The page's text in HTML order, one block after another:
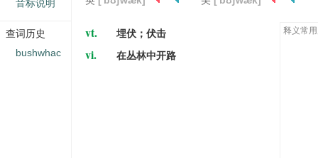
vt. 埋伏；伏击
vi. 在丛林中开路
释义常
音标说明
查词历史
bushwhac